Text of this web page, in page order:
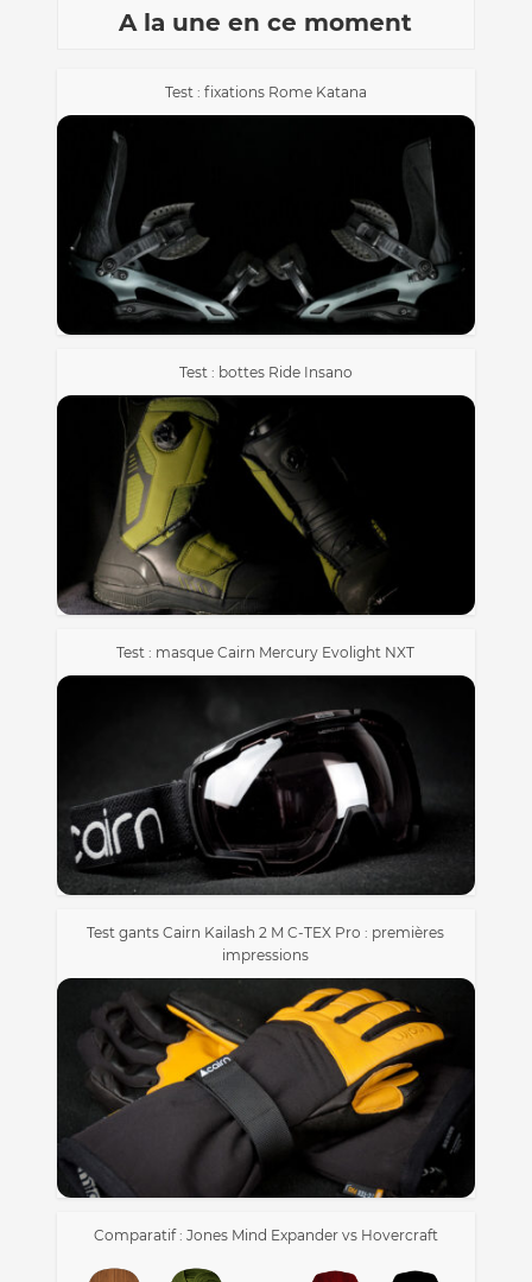
A la une en ce moment
Test : fixations Rome Katana
Test : bottes Ride Insano
Test : masque Cairn Mercury Evolight NXT
Test gants Cairn Kailash 2 M C-TEX Pro : premières
impressions
Comparatif : Jones Mind Expander vs Hovercraft